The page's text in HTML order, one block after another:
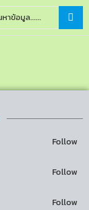
Follow
Follow
Follow